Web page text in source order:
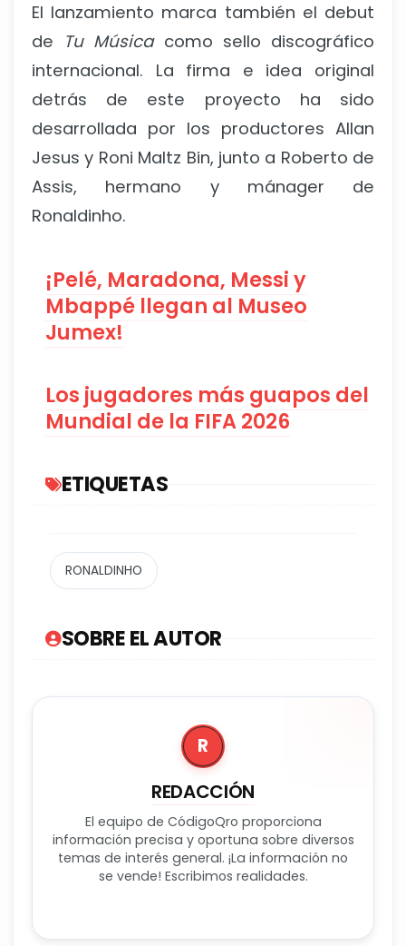
El lanzamiento marca también el debut
de Tu Músicacomo sello discográfico
internacional. La firma e idea original
detrás de este proyecto ha sido
desarrollada por los productores Allan
Jesus y Roni Maltz Bin, junto a Roberto de
Assis, hermano y mánager de
Ronaldinho.
¡Pelé, Maradona, Messi y
Mbappé llegan al Museo
Jumex!
Los jugadores más guapos del
Mundial de la FIFA 2026
ETIQUETAS
RONALDINHO
SOBRE EL AUTOR
R
REDACCIÓN
El equipo de CódigoQro proporciona
información precisa y oportuna sobre diversos
temas de interés general. ¡La información no
se vende! Escribimos realidades.